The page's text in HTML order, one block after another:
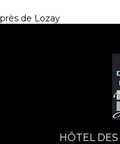
près de Lozay
HÔTEL DES